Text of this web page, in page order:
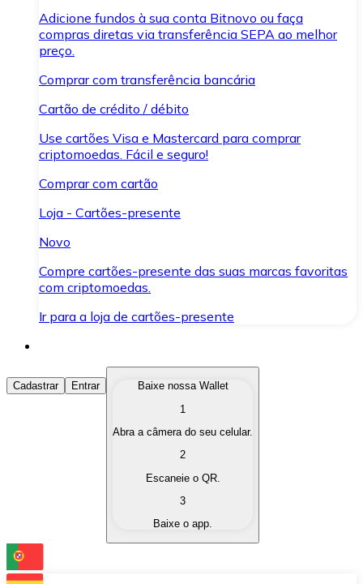
Adicione fundos à sua conta Bitnovo ou faça
compras diretas via transferência SEPA ao melhor
preço.
Comprar com transferência bancária
Cartão de crédito / débito
Use cartões Visa e Mastercard para comprar
criptomoedas. Fácil e seguro!
Comprar com cartão
Loja - Cartões-presente
Novo
Compre cartões-presente das suas marcas favoritas
com criptomoedas.
Ir para a loja de cartões-presente
Comprar Criptomoedas
Compre as criptomoedas de seu interesse de forma
Converta suas criptomoedas em moeda fiduciária
Troque uma criptomoeda por outra
Cadastrar Entrar
Baixe nossa Wallet
1
Abra a câmera do seu celular.
2
Escaneie o QR.
3
Baixe o app.